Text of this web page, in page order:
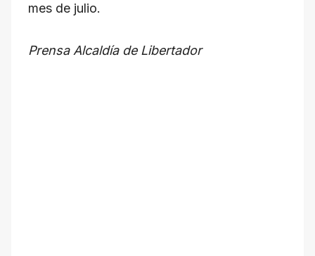
mes de julio.
Prensa Alcaldía de Libertador